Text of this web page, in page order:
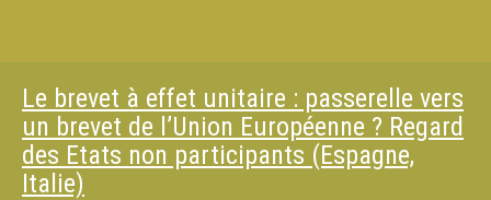
Le brevet à effet unitaire : passerelle vers
un brevet de l’Union Européenne ? Regard
des Etats non participants (Espagne,
Italie)